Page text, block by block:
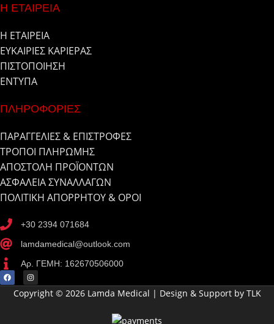
Η ΕΤΑΙΡΕΙΑ
Η ΕΤΑΙΡΕΙΑ
ΕΥΚΑΙΡΙΕΣ ΚΑΡΙΕΡΑΣ
ΠΙΣΤΟΠΟΙΗΣΗ
ΕΝΤΥΠΑ
ΠΛΗΡΟΦΟΡΙΕΣ
ΠΑΡΑΓΓΕΛΙΕΣ & ΕΠΙΣΤΡΟΦΕΣ
ΤΡΟΠΟΙ ΠΛΗΡΩΜΗΣ
ΑΠΟΣΤΟΛΗ ΠΡΟΪΟΝΤΩΝ
ΑΣΦΑΛΕΙΑ ΣΥΝΑΛΛΑΓΩΝ
ΠΟΛΙΤΙΚΗ ΑΠΟΡΡΗΤΟΥ & ΟΡΟΙ
+30 2394 071684
lamdamedical@outlook.com
Αρ. ΓΕΜΗ: 162670506000
Copyright © 2026 Lamda Medical | Design & Support by TLK